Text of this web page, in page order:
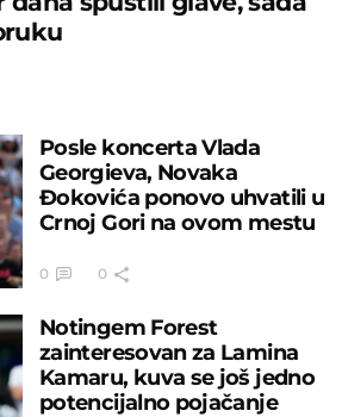
Posle koncerta Vlada
Georgieva, Novaka
Đokovića ponovo uhvatili u
Crnoj Gori na ovom mestu
0 0
Notingem Forest
zainteresovan za Lamina
Kamaru, kuva se još jedno
potencijalno pojačanje